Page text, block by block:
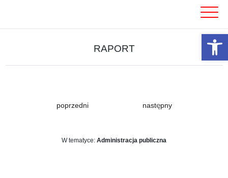
RAPORT
poprzedni następny
W tematyce: Administracja publiczna